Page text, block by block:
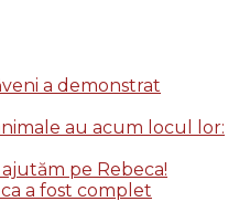
a demonstrat
au acum locul lor:
ajutăm pe Rebeca!
a fost complet